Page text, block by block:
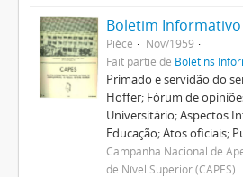
Boletim Informativo
Pièce
Nov/1959
Fait partie de Boletins
Primado e servidão do
Hoffer; Fórum de
Universitário; Aspectos
Educação; Atos oficiais;
Campanha Nacional de
de Nível Superior (CAPES)